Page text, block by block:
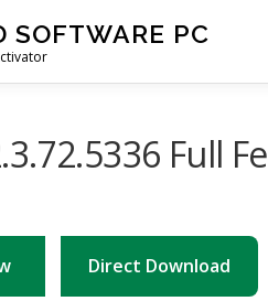
SOFTWARE PC
Full
Direct Download